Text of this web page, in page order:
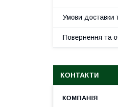
Умови доставки
Повернення та
КОНТАКТИ